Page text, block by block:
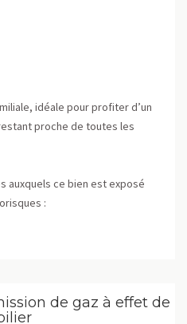
idéale pour profiter d’un
proche de toutes les
auxquels ce bien est exposé
:
de gaz à effet de